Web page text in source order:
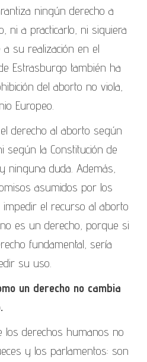
ningún derecho a
ni a practicarlo, ni siquiera
su realización en el
Estrasburgo también ha
del aborto no viola,
Europeo.
derecho al aborto según
según la Constitución de
ninguna duda. Además,
asumidos por los
impedir el recurso al aborto
es un derecho, porque si
fundamental, sería
su uso.
un derecho no cambia
los derechos humanos no
y los parlamentos: son